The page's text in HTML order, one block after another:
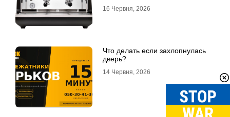
16 Червня, 2026
Что делать если захлопнулась
дверь?
14 Червня, 2026